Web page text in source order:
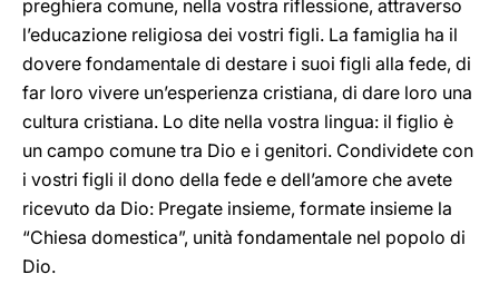
preghiera comune, nella vostra riflessione, attraverso
l’educazione religiosa dei vostri figli. La famiglia ha il
dovere fondamentale di destare i suoi figli alla fede, di
far loro vivere un’esperienza cristiana, di dare loro una
cultura cristiana. Lo dite nella vostra lingua: il figlio è
un campo comune tra Dio e i genitori. Condividete con
i vostri figli il dono della fede e dell’amore che avete
ricevuto da Dio: Pregate insieme, formate insieme la
“Chiesa domestica”, unità fondamentale nel popolo di
Dio.